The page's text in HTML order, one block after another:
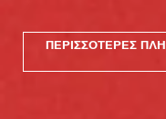
ΠΕΡΙΣΣΌΤΕΡΕΣ